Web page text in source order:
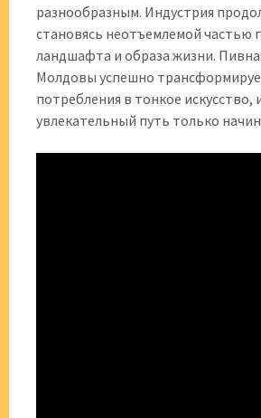
разнообразным. Индустрия
становясь неотъемлемой частью
ландшафта и образа жизни.
Молдовы успешно
потребления в тонкое искусство,
увлекательный путь только